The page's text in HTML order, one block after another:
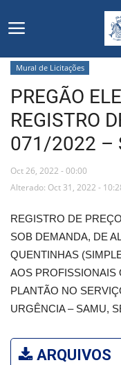
Início
Editais
Floriano
Mural de Licitações
Notícias
Vídeos
Webmail
Mural de Licitações
PREGÃO
REGISTRO
071/2022 –
Oct 26, 2022 - 00:00
Alterado: Oct 31, 2022 -
REGISTRO DE
SOB DEMANDA, DE
QUENTINHAS
AOS PROFISSIONAIS
PLANTÃO NO
URGÊNCIA – SAMU,
ARQUIVOS